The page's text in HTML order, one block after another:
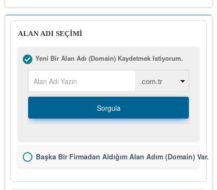
ALAN ADI SEÇİMİ
Yeni Bir Alan Adı (Domain) Kaydetmek Istiyorum.
Sorgula
Başka Bir Firmadan Aldığım Alan Adım (Domain) Var.